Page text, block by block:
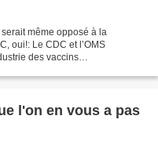
même opposé à la
oui!: Le CDC et l’OMS
des vaccins
l'on en vous a pas